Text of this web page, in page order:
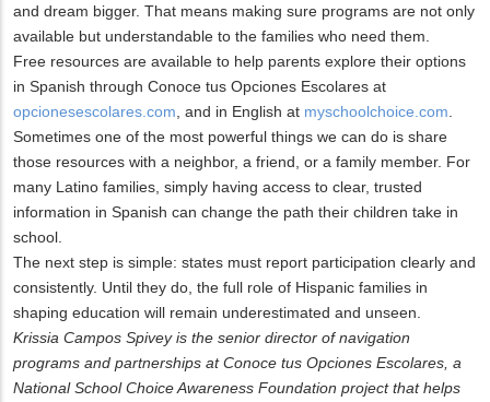
and dream bigger. That means making sure programs are not only
available but understandable to the families who need them.
Free resources are available to help parents explore their options
in Spanish through Conoce tus Opciones Escolares at
opcionesescolares.com , and in English at myschoolchoice.com
Sometimes one of the most powerful things we can do is share
those resources with a neighbor, a friend, or a family member. For
many Latino families, simply having access to clear, trusted
information in Spanish can change the path their children take in
school.
The next step is simple: states must report participation clearly and
consistently. Until they do, the full role of Hispanic families in
shaping education will remain underestimated and unseen.
Krissia Campos Spivey is the senior director of navigation
programs and partnerships at Conoce tus Opciones Escolares, a
National School Choice Awareness Foundation project that helps